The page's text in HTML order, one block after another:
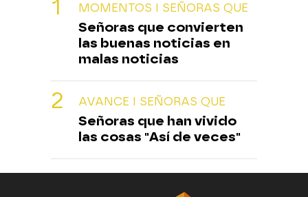
MOMENTOS I SEÑORAS QUE
Señoras que convierten
las buenas noticias en
malas noticias
AVANCE I SEÑORAS QUE
Señoras que han vivido
las cosas "Así de veces"